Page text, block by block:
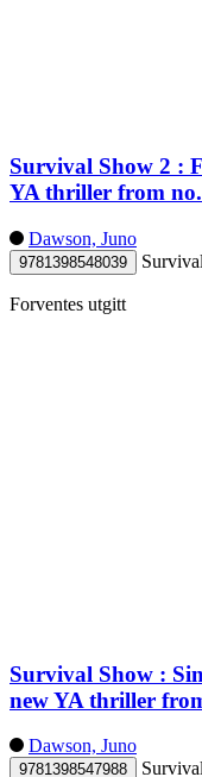
Survival Show 2 :
YA thriller from
Dawson, Juno
9781398548039
Forventes utgitt
Survival Show :
new YA thriller
Dawson, Juno
9781398547988